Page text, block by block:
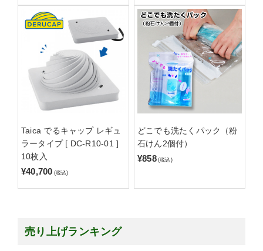
Taica でるキャップ レギュ
ラータイプ [ DC-R10-01 ]
10枚入
¥40,700 (税込)
どこでも洗たくパック（粉
石けん2個付）
¥858 (税込)
売り上げランキング